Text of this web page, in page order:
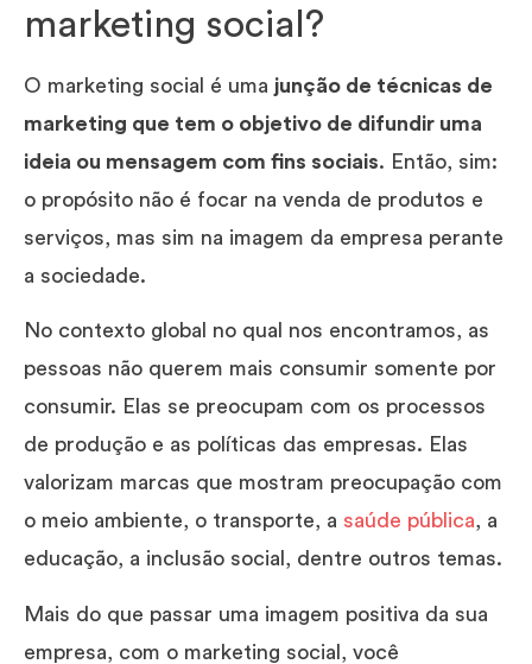
marketing social?
O marketing social é uma junção de técnicas de
marketing que tem o objetivo de difundir uma
ideia ou mensagem com fins sociais. Então, sim:
o propósito não é focar na venda de produtos e
serviços, mas sim na imagem da empresa perante
a sociedade.
No contexto global no qual nos encontramos, as
pessoas não querem mais consumir somente por
consumir. Elas se preocupam com os processos
de produção e as políticas das empresas. Elas
valorizam marcas que mostram preocupação com
o meio ambiente, o transporte, a saúde pública, a
educação, a inclusão social, dentre outros temas.
Mais do que passar uma imagem positiva da sua
empresa, com o marketing social, você